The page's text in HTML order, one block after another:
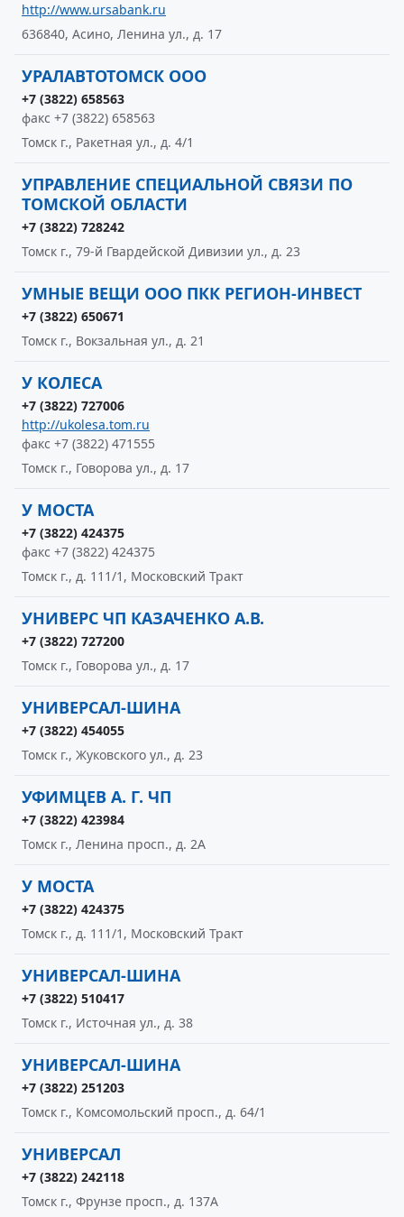
http://www.ursabank.ru
636840, Асино, Ленина ул., д. 17
УРАЛАВТОТОМСК ООО
+7 (3822) 658563
факс +7 (3822) 658563
Томск г., Ракетная ул., д. 4/1
УПРАВЛЕНИЕ СПЕЦИАЛЬНОЙ СВЯЗИ ПО
ТОМСКОЙ ОБЛАСТИ
+7 (3822) 728242
Томск г., 79-й Гвардейской Дивизии ул., д. 23
УМНЫЕ ВЕЩИ ООО ПКК РЕГИОН-ИНВЕСТ
+7 (3822) 650671
Томск г., Вокзальная ул., д. 21
У КОЛЕСА
+7 (3822) 727006
http://ukolesa.tom.ru
факс +7 (3822) 471555
Томск г., Говорова ул., д. 17
У МОСТА
+7 (3822) 424375
факс +7 (3822) 424375
Томск г., д. 111/1, Московский Тракт
УНИВЕРС ЧП КАЗАЧЕНКО А.В.
+7 (3822) 727200
Томск г., Говорова ул., д. 17
УНИВЕРСАЛ-ШИНА
+7 (3822) 454055
Томск г., Жуковского ул., д. 23
УФИМЦЕВ А. Г. ЧП
+7 (3822) 423984
Томск г., Ленина просп., д. 2А
У МОСТА
+7 (3822) 424375
Томск г., д. 111/1, Московский Тракт
УНИВЕРСАЛ-ШИНА
+7 (3822) 510417
Томск г., Источная ул., д. 38
УНИВЕРСАЛ-ШИНА
+7 (3822) 251203
Томск г., Комсомольский просп., д. 64/1
УНИВЕРСАЛ
+7 (3822) 242118
Томск г., Фрунзе просп., д. 137А